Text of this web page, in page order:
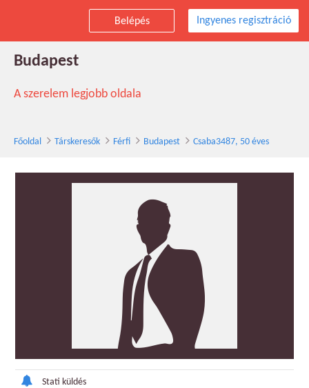
Belépés Ingyenes regisztráció
Csaba3487 társkereső férfi, 50 éves,
Budapest
A szerelem legjobb oldala
Főoldal Társkeresők Férfi Budapest Csaba3487, 50 éves
Stati küldés